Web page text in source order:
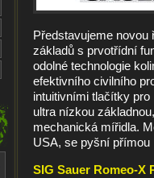
Představujeme
základů s prvotřídní
odolné technologie
efektivního civilního
intuitivními tlačítky
ultra nízkou
mechanická mířidla.
USA, se pyšní
SIG Sauer Romeo-X